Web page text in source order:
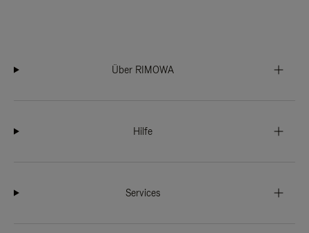
Über RIMOWA
Hilfe
Services